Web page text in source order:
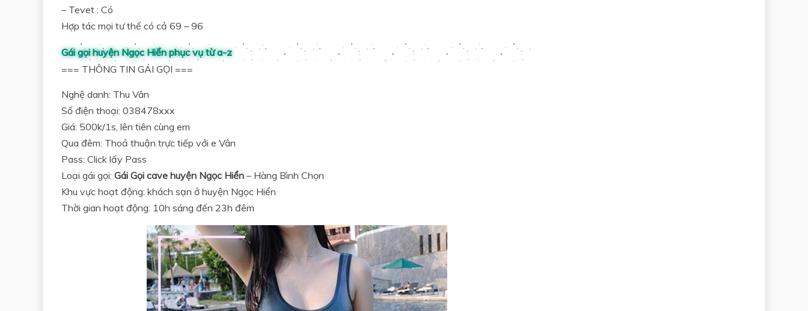
– Tevet : Có
Hợp tác mọi tư thế có cả 69 – 96
Gái gọi huyện Ngọc Hiển phục vụ từ a-z
=== THÔNG TIN GÁI GỌI ===
Nghệ danh: Thu Vân
Số điện thoại: 038478xxx
Giá: 500k/1s, lên tiên cùng em
Qua đêm: Thoả thuận trực tiếp với e Vân
Pass: Click lấy Pass
Loại gái gọi: Gái Gọi cave huyện Ngọc Hiển – Hàng Bình Chọn
Khu vực hoạt động: khách sạn ở huyện Ngọc Hiển
Thời gian hoạt động: 10h sáng đến 23h đêm